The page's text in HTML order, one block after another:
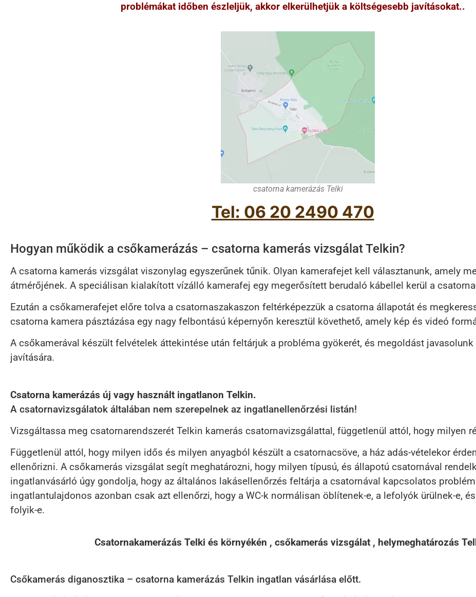
problémákat időben észleljük, akkor elkerülhetjük a költségesebb javításokat..
csatorna kamerázás Telki
Tel: 06 20 2490 470
Hogyan működik a csőkamerázás – csatorna kamerás vizsgálat Telkin?
A csatorna kamerás vizsgálat viszonylag egyszerűnek tűnik. Olyan kamerafejet kell választanunk, amely
átmérőjének. A speciálisan kialakított vízálló kamerafej egy megerősített berudaló kábellel kerül a
Ezután a csőkamerafejet előre tolva a csatornaszakaszon feltérképezzük a csatorna állapotát és
csatorna kamera pásztázása egy nagy felbontású képernyőn keresztül követhető, amely kép és videó
A csőkamerával készült felvételek áttekintése után feltárjuk a probléma gyökerét, és megoldást
javítására.
Csatorna kamerázás új vagy használt ingatlanon Telkin.
A csatornavizsgálatok általában nem szerepelnek az ingatlanellenőrzési listán!
Vizsgáltassa meg csatornarendszerét Telkin kamerás csatornavizsgálattal, függetlenül attól, hogy milyen
Függetlenül attól, hogy milyen idős és milyen anyagból készült a csatornacsöve, a ház adás-vételekor
ellenőrizni. A csőkamerás vizsgálat segít meghatározni, hogy milyen típusú, és állapotú csatornával
ingatlanvásárló úgy gondolja, hogy az általános lakásellenőrzés feltárja a csatornával kapcsolatos
ingatlantulajdonos azonban csak azt ellenőrzi, hogy a WC-k normálisan öblítenek-e, a lefolyók ürülnek-e,
folyik-e.
Csatornakamerázás Telki és környékén , csőkamerás vizsgálat , helymeghatározás
Csőkamerás diganosztika – csatorna kamerázás Telkin ingatlan vásárlása előtt.